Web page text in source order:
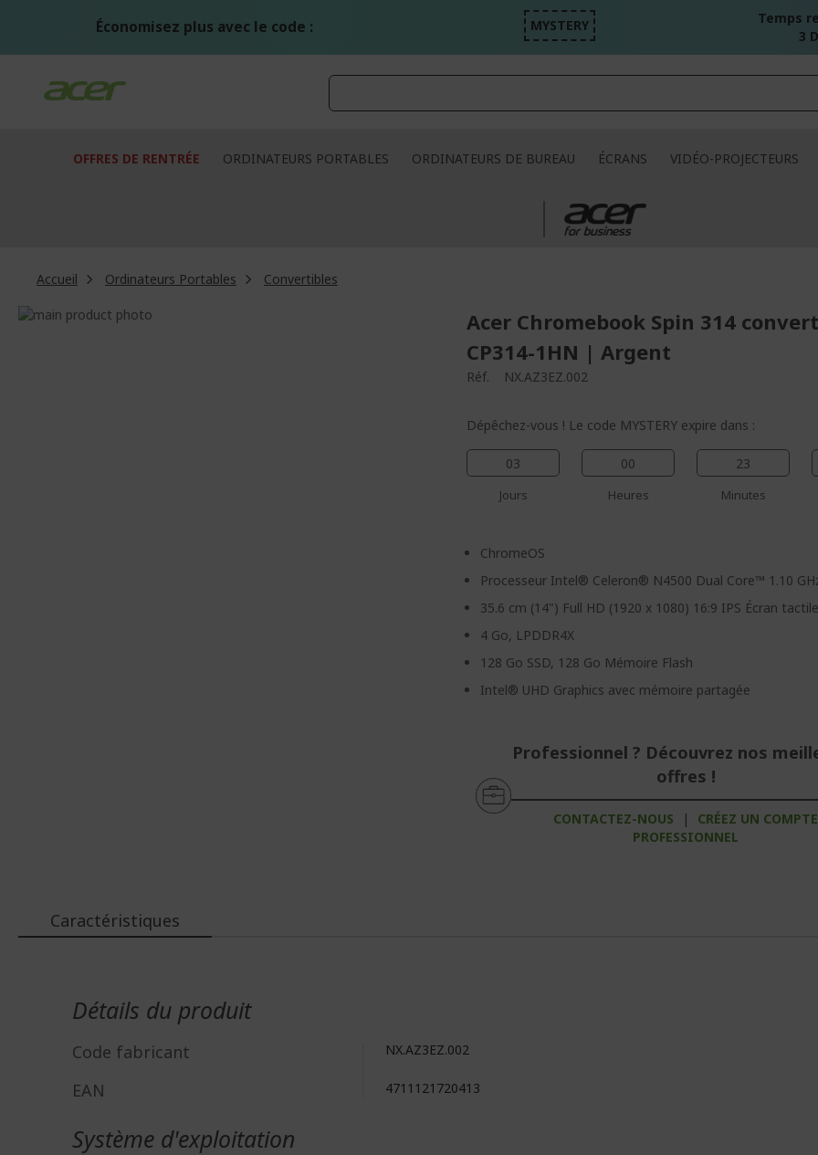
Économisez plus avec le code : MYSTERY
Temps
3
OFFRES DE RENTRÉE ORDINATEURS PORTABLES ORDINATEURS DE BUREAU ÉCRANS VIDÉO-PROJECTEURS
Accueil Ordinateurs Portables
Convertibles
Passer
Acer Chromebook Spin 314
CP314-1HN | Argent
Réf. NX.AZ3EZ.002
Dépêchez-vous ! Le code MYSTERY expire dans :
03
Jours
00
Heures
23
Minutes
ChromeOS
Processeur Intel® Celeron® N4500 Dual Core™ 1.10
35.6 cm (14") Full HD (1920 x 1080) 16:9 IPS Écran
4 Go, LPDDR4X
128 Go SSD, 128 Go Mémoire Flash
Intel® UHD Graphics avec mémoire partagée
Professionnel ? Découvrez nos
offres !
CONTACTEZ-NOUS |
CRÉEZ UN COMPTE
PROFESSIONNEL
Caractéristiques
Détails du produit
Code fabricant NX.AZ3EZ.002
EAN 4711121720413
Système d'exploitation